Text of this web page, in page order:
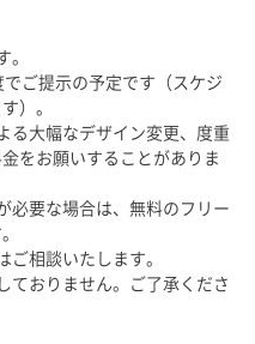
、原稿の校正のみのご
または確認
重表現、伝わりづらい
、紙厚、加工方法など
ご提示の予定です（スケジ
）。
る大幅なデザイン変更、度重
をお願いすることがありま
必要な場合は、無料のフリー
相談いたします。
ておりません。ご了承くださ